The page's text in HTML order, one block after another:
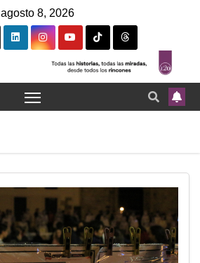
agosto 8, 2026